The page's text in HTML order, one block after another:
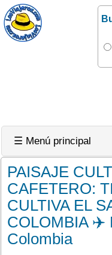
☰ Menú principal
PAISAJE
CAFETERO:
CULTIVA EL
COLOMBIA ✈️
Colombia